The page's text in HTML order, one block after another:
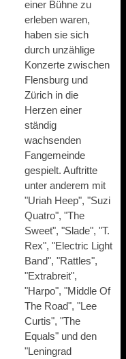
einer Bühne zu
erleben waren,
haben sie sich
durch unzählige
Konzerte zwischen
Flensburg und
Zürich in die
Herzen einer
ständig
wachsenden
Fangemeinde
gespielt. Auftritte
unter anderem mit
"Uriah Heep", "Suzi
Quatro", "The
Sweet", "Slade", "T.
Rex", "Electric Light
Band", "Rattles",
"Extrabreit",
"Harpo", "Middle Of
The Road", "Lee
Curtis", "The
Equals" und den
"Leningrad